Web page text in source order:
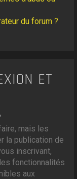
du forum ?
ET
mais les
la publication de
inscrivant,
fonctionnalités
aux